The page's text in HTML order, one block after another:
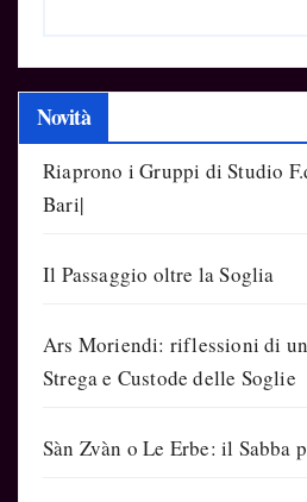
Novità
Riaprono i Gruppi di Studio
Bari|
Il Passaggio oltre la Soglia
Ars Moriendi: riflessioni di
Strega e Custode delle Soglie
Sàn Zvàn o Le Erbe: il